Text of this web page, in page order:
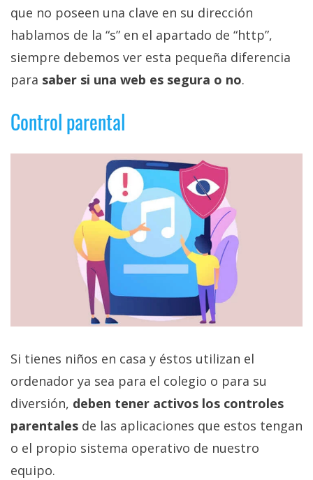
que no poseen una clave en su dirección
hablamos de la “s” en el apartado de “http”,
siempre debemos ver esta pequeña diferencia
para saber si una web es segura o no.
Control parental
Si tienes niños en casa y éstos utilizan el
ordenador ya sea para el colegio o para su
diversión, deben tener activos los controles
parentales de las aplicaciones que estos tengan
o el propio sistema operativo de nuestro
equipo.